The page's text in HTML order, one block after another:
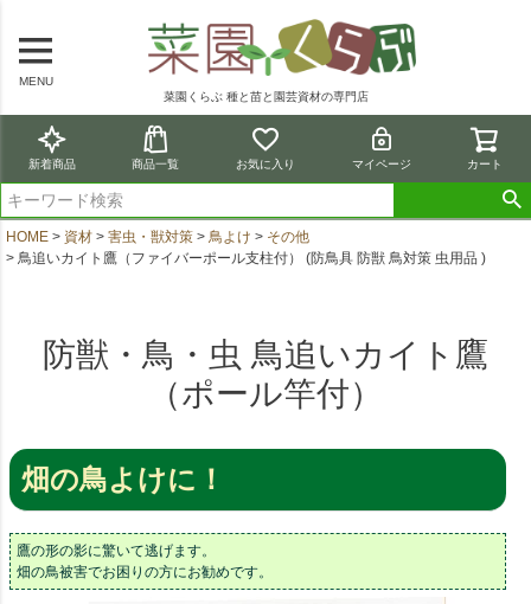
MENU
菜園くらぶ 種と苗と園芸資材の専門店
新着商品 商品一覧 お気に入り マイページ カート
HOME 資材 害虫・獣対策 鳥よけ
その他
鳥追いカイト鷹（ファイバーポール支柱付） (防鳥具 防獣 鳥対策 虫用品 )
防獣・鳥・虫 鳥追いカイト鷹
（ポール竿付）
畑の鳥よけに！
鷹の形の影に驚いて逃げます。
畑の鳥被害でお困りの方にお勧めです。